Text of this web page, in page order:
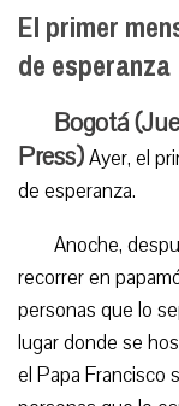
El primer
de esperanza
Bogotá
Press)Ayer, el
de esperanza.
Anoche,
recorrer en
personas que lo
lugar donde se
el Papa Francisco